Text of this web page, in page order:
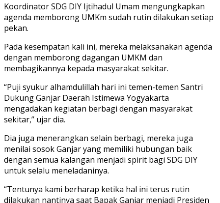
Koordinator SDG DIY Ijtihadul Umam mengungkapkan
agenda memborong UMKm sudah rutin dilakukan setiap
pekan.
Pada kesempatan kali ini, mereka melaksanakan agenda
dengan memborong dagangan UMKM dan
membagikannya kepada masyarakat sekitar.
“Puji syukur alhamdulillah hari ini temen-temen Santri
Dukung Ganjar Daerah Istimewa Yogyakarta
mengadakan kegiatan berbagi dengan masyarakat
sekitar,” ujar dia.
Dia juga menerangkan selain berbagi, mereka juga
menilai sosok Ganjar yang memiliki hubungan baik
dengan semua kalangan menjadi spirit bagi SDG DIY
untuk selalu meneladaninya.
“Tentunya kami berharap ketika hal ini terus rutin
dilakukan nantinya saat Bapak Ganjar menjadi Presiden